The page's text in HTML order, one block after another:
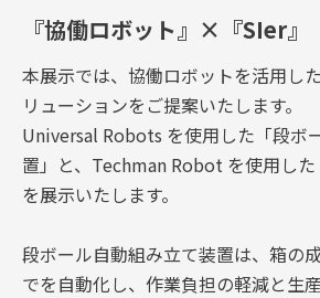
『協働ロボット』×『SIer』
本展示では、協働ロボットを活用し
リューションをご提案いたします。
Universal Robots を使用した「段ボ
置」と、Techman Robot を使用した
を展示いたします。
段ボール自動組み立て装置は、箱の
でを自動化し、作業負担の軽減と生